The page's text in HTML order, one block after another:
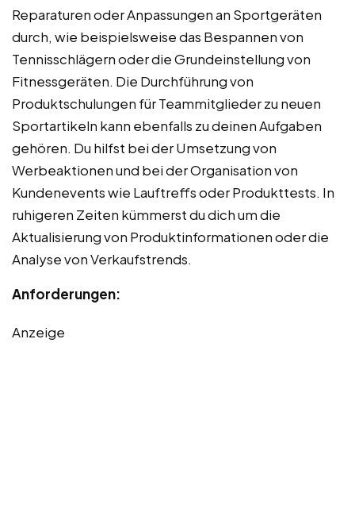
Reparaturen oder Anpassungen an Sportgeräten
durch, wie beispielsweise das Bespannen von
Tennisschlägern oder die Grundeinstellung von
Fitnessgeräten. Die Durchführung von
Produktschulungen für Teammitglieder zu neuen
Sportartikeln kann ebenfalls zu deinen Aufgaben
gehören. Du hilfst bei der Umsetzung von
Werbeaktionen und bei der Organisation von
Kundenevents wie Lauftreffs oder Produkttests. In
ruhigeren Zeiten kümmerst du dich um die
Aktualisierung von Produktinformationen oder die
Analyse von Verkaufstrends.
Anforderungen:
Anzeige